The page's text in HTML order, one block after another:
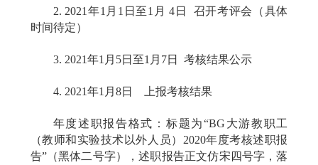
2. 2021 年1 月 1 日至1 月4 日
召开考评会（具体
时间待定）
3. 2021年1 月 5日至1 月 7日 考核结果公示
4. 2021年1 月 8日 上报考核结果
年度述职报告格式：标题为“BG大游教职工
（教师和实验技术以外人员） 2020年度考核述职报
告”（黑体二号字），述职报告正文仿宋四号字，落